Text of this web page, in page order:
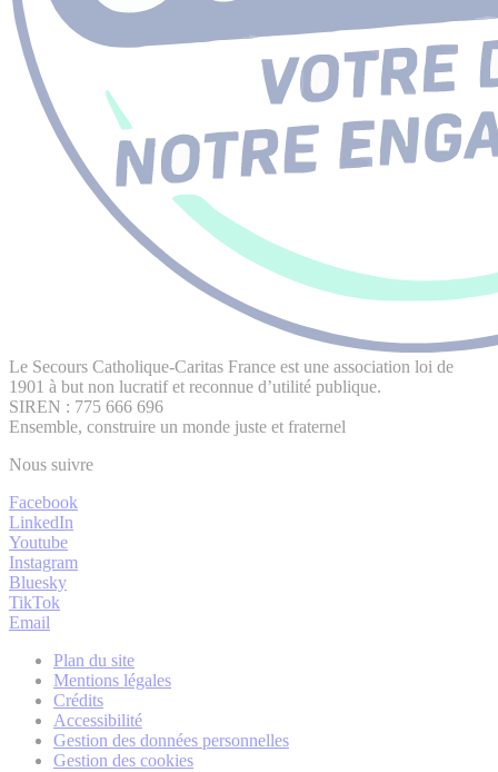
Le Secours Catholique-Caritas France est une association loi de
1901 à but non lucratif et reconnue d’utilité publique.
SIREN : 775 666 696
Ensemble, construire un monde juste et fraternel
Nous suivre
Facebook
LinkedIn
Youtube
Instagram
Bluesky
TikTok
Email
Plan du site
Mentions légales
Crédits
Accessibilité
Gestion des données personnelles
Gestion des cookies